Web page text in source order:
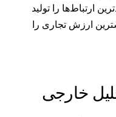
را تولید
ارزش تجاری را